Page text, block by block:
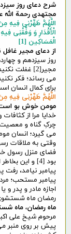
شرح دعای روز
مجتهدی رحمة الله
اللَّهُمَّ طَهِّرْنِی فِیهِ
الْأَقْدَارِ وَ وَفِّقْنِی فِیهِ
الْمَسَاکِین [1]
از دعای مجیر
روز سیزدهم و
مجیر[2] غفلت
می رساند؛ فکر
برای کمال انسان
اللَّهُمَّ طَهِّرْنِی فِیهِ
مومن خوش بو
خدایا مرا از
چرکِ گناه و
وقتی به ملاقات
فضای منزل رسول
بود [4] و این
پیامبر نیامد،
پیامبر مستحب؛
اجازه مادر و پدر و
رمضان ماه
ماه رمضان، ماه
پیش بر روی منبر